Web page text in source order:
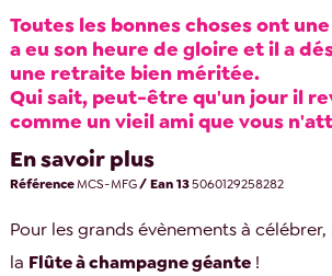
Toutes les bonnes choses ont
a eu son heure de gloire et il a
une retraite bien méritée.
Qui sait, peut-être qu'un jour il
comme un vieil ami que vous
En savoir plus
RéférenceMCS-MFG/ Ean 135060129258282
Pour les grands évènements à
la Flûte à champagne géante !